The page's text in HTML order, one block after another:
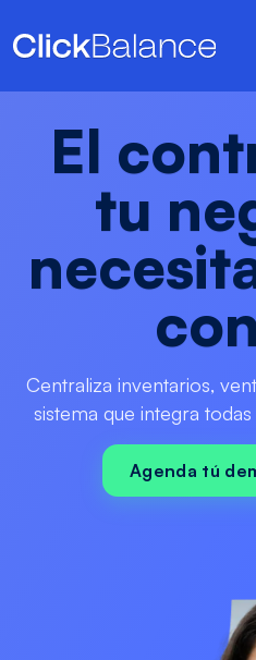
El
tu
Centraliza inventarios,
sistema que integra
Agenda tú